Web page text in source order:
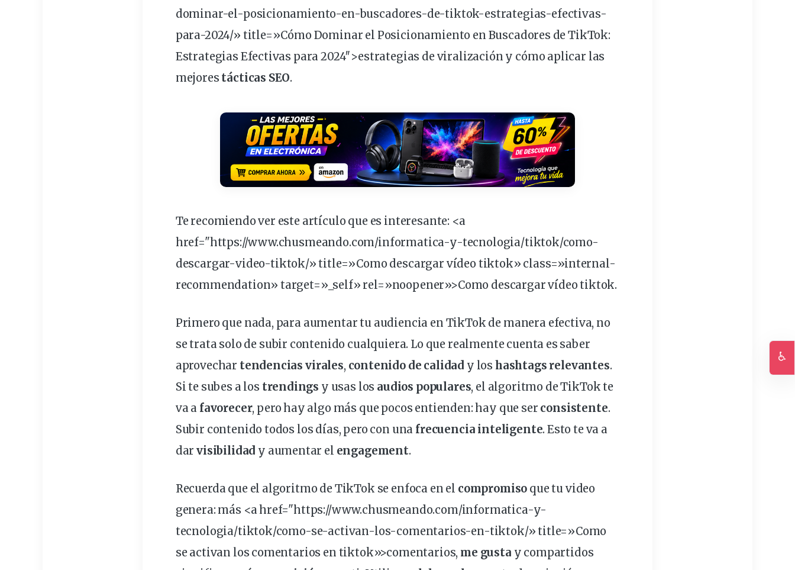
dominar-el-posicionamiento-en-buscadores-de-tiktok-estrategias-efectivas-
para-2024/» title=»Cómo Dominar el Posicionamiento en Buscadores de TikTok:
Estrategias Efectivas para 2024″>estrategias deviralización y cómoaplicar las
mejores tácticas SEO.
Te recomiendo ver este artículoque es interesante: <a
href="https://www.chusmeando.com/informatica-y-tecnologia/tiktok/como-
descargar-video-tiktok/» title=»Como descargar vídeo tiktok» class=»internal-
recommendation» target=»_self» rel=»noopener»>Como descargar vídeo tiktok.
Primero que nada, para aumentartu audiencia en TikTok de manera efectiva, no
se trata solo de subir contenido cualquiera. Lo que realmente cuenta es saber
aprovechar tendencias virales, contenido de calidad y los hashtags relevantes.
Si te subes a los trendings y usas los audios populares, el algoritmo de TikTok te
va a favorecer, pero hay algo más que pocos entienden: hay que ser consistente.
Subir contenido todos los días, pero con una frecuencia inteligente. Esto te va a
darvisibilidad y aumentar el engagement.
Recuerda que el algoritmo de TikTok se enfoca en el compromiso que tu video
genera: más <a href="https://www.chusmeando.com/informatica-y-
tecnologia/tiktok/como-se-activan-los-comentarios-en-tiktok/» title=»Como
se activan los comentarios en tiktok»>comentarios, me gusta y compartidos
♿